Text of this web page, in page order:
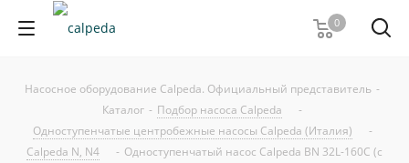
0
Насосное оборудование Calpeda. Официальный представитель -
Каталог - Подбор насоса Calpeda
-
Одноступенчатые центробежные насосы Calpeda (Италия)
-
Calpeda N, N4
- Одноступенчатый насос Calpeda BN 32L-160C (с